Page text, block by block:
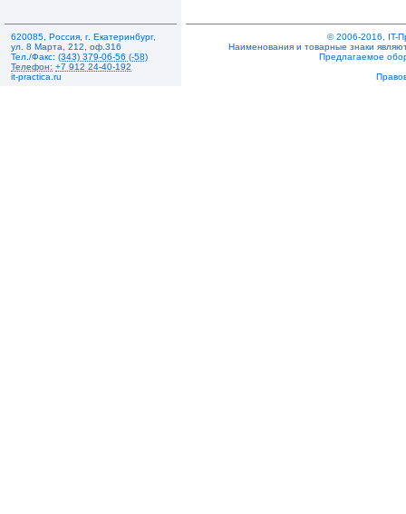
620085 Россия г. Екатеринбург,
ул. 8 Марта, 212
оф.316
Тел./Факс: (343) 379-06-56 (-58)
Телефон: +7 912 24-40-192
it-practica.ru
© 2006-2016, IT-
Наименования и товарные знаки
Предлагаемое